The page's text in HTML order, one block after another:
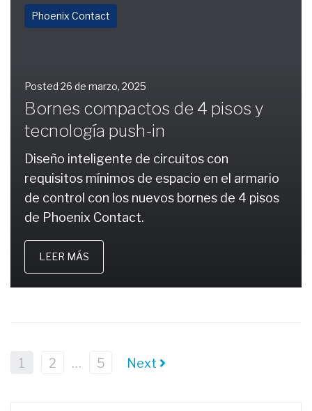
Phoenix Contact
Posted 26 de marzo, 2025
Bornes compactos de 4 pisos y
tecnología push-in
Diseño inteligente de circuitos con
requisitos mínimos de espacio en el armario
de control con los nuevos bornes de 4 pisos
de Phoenix Contact.
LEER MÁS
1 2 … 5 Next